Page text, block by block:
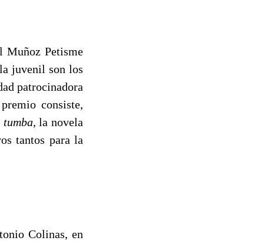
Muñoz Petisme
juvenil son los
patrocinadora
consiste,
tumba, la novela
tantos para la
Colinas, en